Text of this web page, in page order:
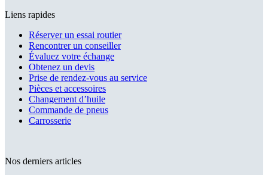
Liens rapides
Réserver un essai routier
Rencontrer un conseiller
Évaluez votre échange
Obtenez un devis
Prise de rendez-vous au service
Pièces et accessoires
Changement d’huile
Commande de pneus
Carrosserie
Nos derniers articles